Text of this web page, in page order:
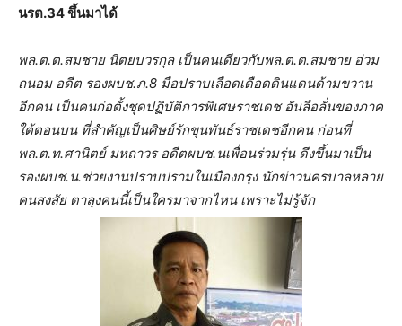
นรต.34 ขึ้นมาได้
พล.ต.ต.สมชาย นิตยบวรกุล เป็นคนเดียวกับพล.ต.ต.สมชาย อ่วม
ถนอม อดีต รองผบช.ภ.8 มือปราบเลือดเดือดดินแดนด้ามขวาน
อีกคน เป็นคนก่อตั้งชุดปฏิบัติการพิเศษราชเดช อันลือลั่นของภาค
ใต้ตอนบน ที่สำคัญเป็นศิษย์รักขุนพันธ์ราชเดชอีกคน ก่อนที่
พล.ต.ท.ศานิตย์ มหถาวร อดีตผบช.นเพื่อนร่วมรุ่น ดึงขึ้นมาเป็น
รองผบช.น.ช่วยงานปราบปรามในเมืองกรุง นักข่าวนครบาลหลาย
คนสงสัย ตาลุงคนนี้เป็นใครมาจากไหน เพราะไม่รู้จัก